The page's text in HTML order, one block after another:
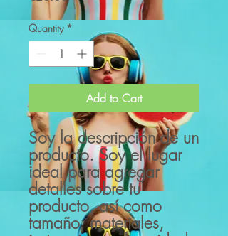
Quantity *
Add to Cart
Soy la descripción de un
producto. Soy el lugar
ideal para agregar
detalles sobre tu
producto, así como
tamaño, materiales,